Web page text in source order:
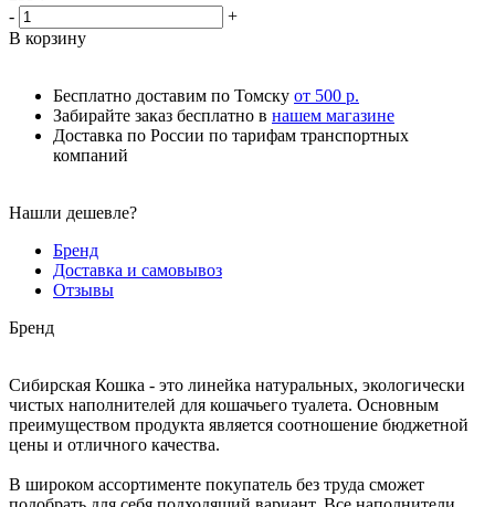
-
+
В корзину
Бесплатно доставим по Томску от 500 р.
Забирайте заказ бесплатно в нашем магазине
Доставка по России по тарифам транспортных
компаний
Нашли дешевле?
Бренд
Доставка и самовывоз
Отзывы
Бренд
Сибирская Кошка - это линейка натуральных, экологически
чистых наполнителей для кошачьего туалета. Основным
преимуществом продукта является соотношение бюджетной
цены и отличного качества.
В широком ассортименте покупатель без труда сможет